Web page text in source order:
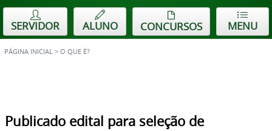
PÁGINA INICIAL > O QUE É?
SERVIDOR ALUNO CONCURSOS MENU
Publicado edital para seleção de